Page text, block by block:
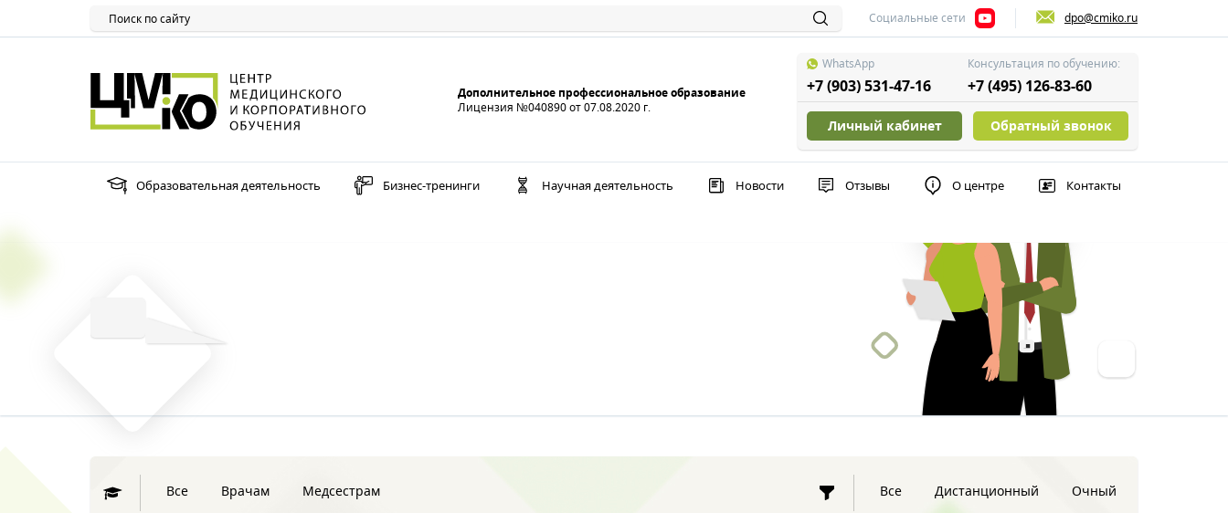
Социальные сети dpo@cmiko.ru
Дополнительное профессиональное образование
Лицензия №040890 от 07.08.2020 г.
WhatsApp
+7 (903) 531-47-16
Консультация по обучению:
+7 (495) 126-83-60
Личный кабинет Обратный звонок
Образовательная деятельность Бизнес-тренинги Научная деятельность Новости Отзывы О центре Контакты
Все Врачам Медсестрам Все Дистанционный Очный